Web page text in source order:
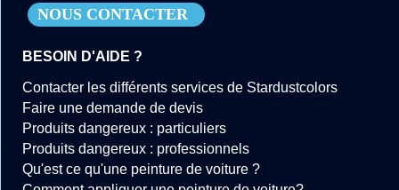
NOUS CONTACTER
BESOIN D'AIDE ?
Contacter les différents services de Stardustcolors
Faire une demande de devis
Produits dangereux : particuliers
Produits dangereux : professionnels
Qu'est ce qu'une peinture de voiture ?